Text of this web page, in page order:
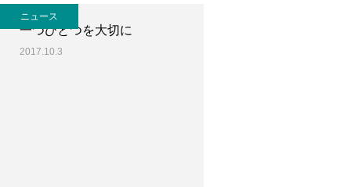
ニュース
一つひとつを大切に
2017.10.3